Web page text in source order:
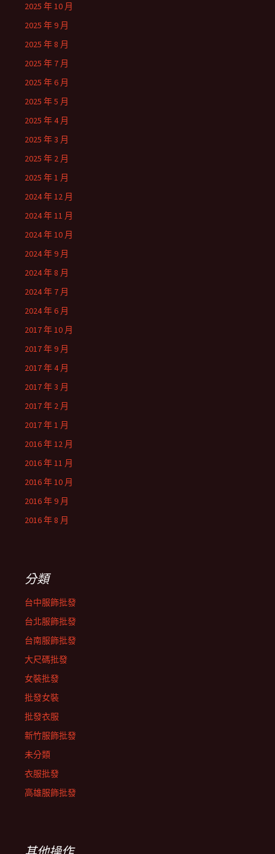
2025 年 10 月
2025 年 9 月
2025 年 8 月
2025 年 7 月
2025 年 6 月
2025 年 5 月
2025 年 4 月
2025 年 3 月
2025 年 2 月
2025 年 1 月
2024 年 12 月
2024 年 11 月
2024 年 10 月
2024 年 9 月
2024 年 8 月
2024 年 7 月
2024 年 6 月
2017 年 10 月
2017 年 9 月
2017 年 4 月
2017 年 3 月
2017 年 2 月
2017 年 1 月
2016 年 12 月
2016 年 11 月
2016 年 10 月
2016 年 9 月
2016 年 8 月
分類
台中服飾批發
台北服飾批發
台南服飾批發
大尺碼批發
女裝批發
批發女裝
批發衣服
新竹服飾批發
未分類
衣服批發
高雄服飾批發